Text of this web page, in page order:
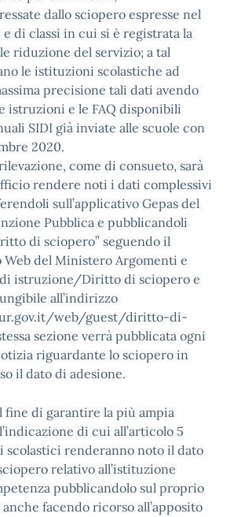
dallo sciopero espresse nel
di classi in cui si è registrata la
riduzione del servizio; a tal
le istituzioni scolastiche ad
precisione tali dati avendo
istruzioni e le FAQ disponibili
SIDI già inviate alle scuole con
2020.
come di consueto, sarà
rendere noti i dati complessivi
sull’applicativo Gepas del
Pubblica e pubblicandoli
di sciopero” seguendo il
del Ministero Argomenti e
istruzione/Diritto di sciopero e
all’indirizzo
web/guest/diritto-di-
sezione verrà pubblicata ogni
riguardante lo sciopero in
il dato di adesione.
fine di garantire la più ampia
di cui all’articolo 5
renderanno noto il dato
relativo all’istituzione
pubblicandolo sul proprio
facendo ricorso all’apposito